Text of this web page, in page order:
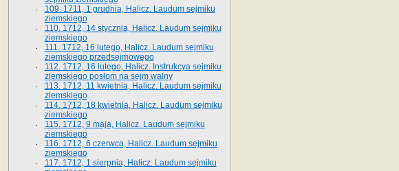
109. 1711, 1 grudnia, Halicz. Laudum sejmiku
ziemskiego
110. 1712, 14 stycznia, Halicz. Laudum sejmiku
ziemskiego
111. 1712, 16 lutego, Halicz. Laudum sejmiku
ziemskiego przedsejmowego
112. 1712, 16 lutego, Halicz. Instrukcya sejmiku
ziemskiego posłom na sejm walny
113. 1712, 11 kwietnia, Halicz. Laudum sejmiku
ziemskiego
114. 1712, 18 kwietnia, Halicz. Laudum sejmiku
ziemskiego
115. 1712, 9 maja, Halicz. Laudum sejmiku
ziemskiego
116. 1712, 6 czerwca, Halicz. Laudum sejmiku
ziemskiego
117. 1712, 1 sierpnia, Halicz. Laudum sejmiku